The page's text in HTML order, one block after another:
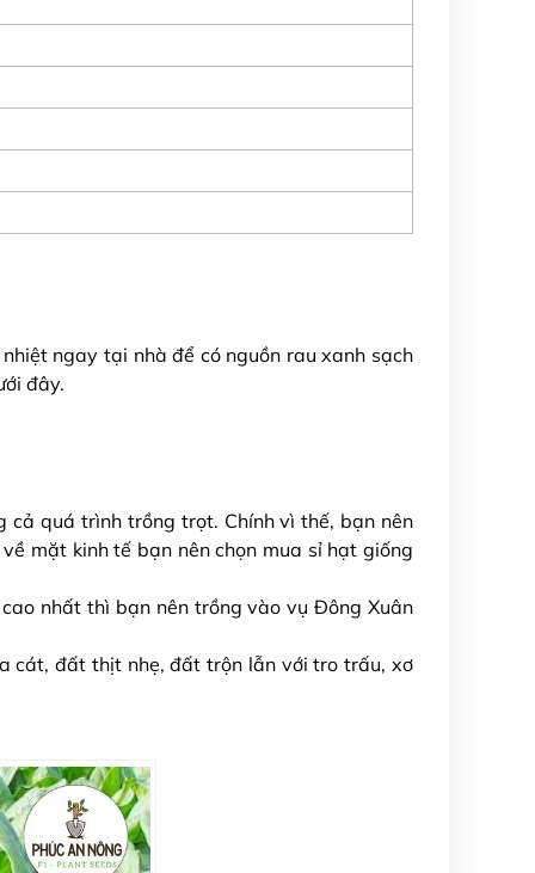
ngay tại nhà để có nguồn rau xanh sạch
đây.
cả quá trình trồng trọt. Chính vì thế, bạn nên
mặt kinh tế bạn nên chọn mua sỉ hạt giống
nhất thì bạn nên trồng vào vụ Đông Xuân
cát, đất thịt nhẹ, đất trộn lẫn với tro trấu, xơ